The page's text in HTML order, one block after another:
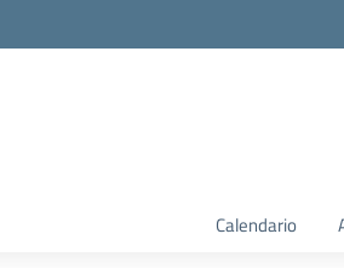
Calendario